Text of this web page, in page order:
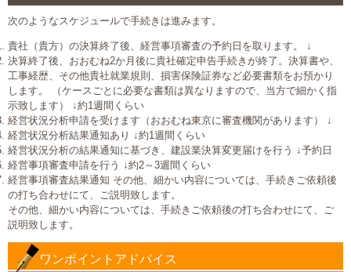
次のようなスケジュールで手続きは進みます。
貴社（貴方）の決算終了後、経営事項審査の予約日を取ります。 ↓
決算終了後、おおむね2か月後に貴社確定申告手続きが終了。決算書や、
工事経歴、その他貴社就業規則、損害保険証券など必要書類をお預かり
します。 （ケースごとに必要な書類は異なりますので、当方で細かく指
示致します） ↓約1週間くらい
経営状況分析申請を受けます（おおむね東京に審査機関があります） ↓
経営状況分析結果通知あり ↓約1週間くらい
経営状況分析の結果通知に基づき、建設業決算変更届けを行う ↓予約日
経営事項審査申請を行う ↓約2～3週間くらい
経営事項審査結果通知 その他、細かい内容については、手続きご依頼後
の打ち合わせにて、ご説明致します。
その他、細かい内容については、手続きご依頼後の打ち合わせにて、ご
説明致します。
ワンポイントアドバイス